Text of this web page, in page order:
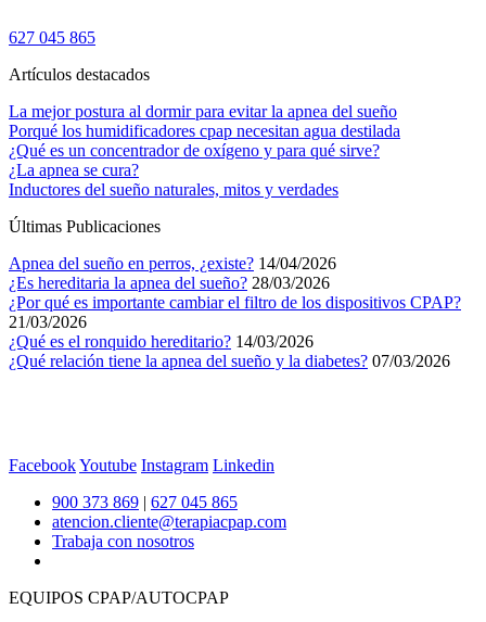
627 045 865
Artículos destacados
La mejor postura al dormir para evitar la apnea del sueño
Porqué los humidificadores cpap necesitan agua destilada
¿Qué es un concentrador de oxígeno y para qué sirve?
¿La apnea se cura?
Inductores del sueño naturales, mitos y verdades
Últimas Publicaciones
Apnea del sueño en perros, ¿existe? 14/04/2026
¿Es hereditaria la apnea del sueño? 28/03/2026
¿Por qué es importante cambiar el filtro de los dispositivos CPAP?
21/03/2026
¿Qué es el ronquido hereditario? 14/03/2026
¿Qué relación tiene la apnea del sueño y la diabetes? 07/03/2026
FacebookYoutube Instagram Linkedin
900 373 869 | 627 045 865
atencion.cliente@terapiacpap.com
Trabaja con nosotros
EQUIPOS CPAP/AUTOCPAP